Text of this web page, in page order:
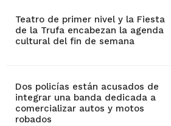
Teatro de primer nivel y la Fiesta
de la Trufa encabezan la agenda
cultural del fin de semana
Dos policías están acusados de
integrar una banda dedicada a
comercializar autos y motos
robados